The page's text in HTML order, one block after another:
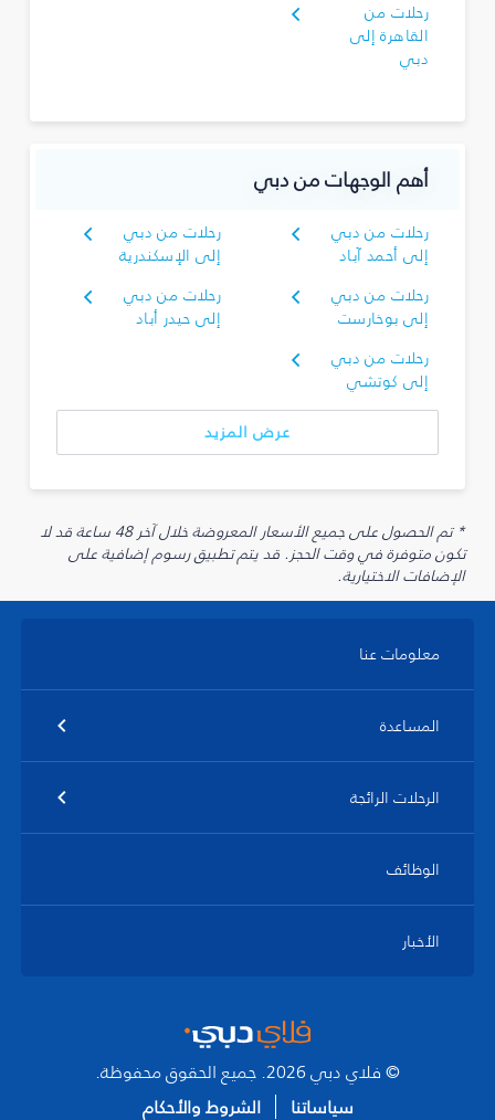
رحلات من
القاهرة إلى
دبي
أهم الوجهات من دبي
رحلات من دبي
إلى أحمد آباد
رحلات من دبي
إلى الإسكندرية
رحلات من دبي
إلى بوخارست
رحلات من دبي
إلى حيدر أباد
رحلات من دبي
إلى كوتشي
عرض المزيد
* تم الحصول على جميع الأسعار المعروضة خلال آخر 48 ساعة قد لا
تكون متوفرة في وقت الحجز. قد يتم تطبيق رسوم إضافية على
الإضافات الاختيارية.
معلومات عنا
المساعدة
الرحلات الرائجة
الوظائف
الأخبار
© فلاي دبي 2026. جميع الحقوق محفوظة.
سياساتنا
الشروط والأحكام